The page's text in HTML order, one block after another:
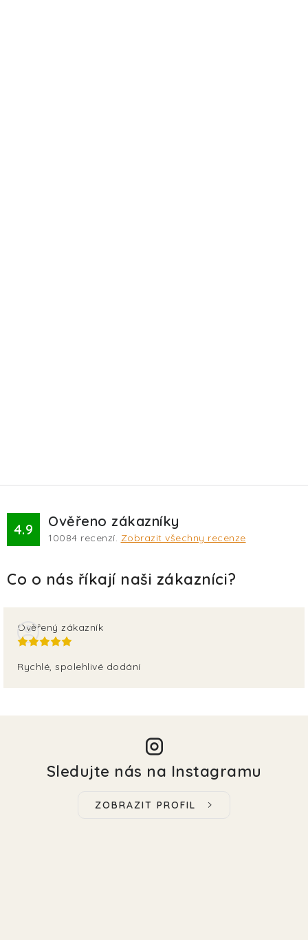
4.9 Ověřeno zákazníky
10084 recenzí. Zobrazit všechny recenze
Ověřený zákazník
Rychlé, spolehlivé dodání
Sledujte nás na Instagramu
ZOBRAZIT PROFIL